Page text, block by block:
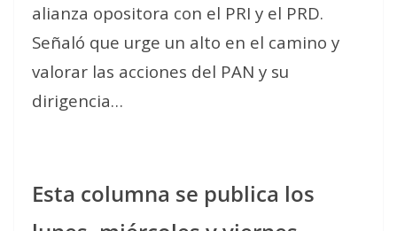
alianza opositora con el PRI y el PRD.
Señaló que urge un alto en el camino y
valorar las acciones del PAN y su
dirigencia…
Esta columna se publica los